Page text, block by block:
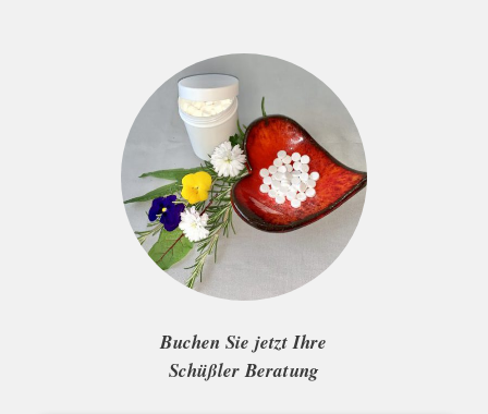
Buchen Sie jetzt Ihre
Schüßler Beratung